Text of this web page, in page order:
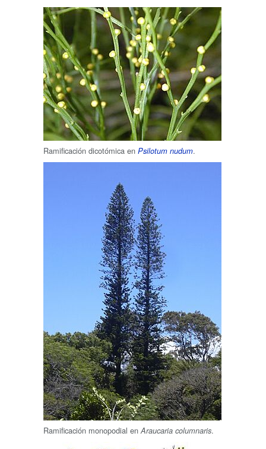
Ramificación dicotómica en Psilotum nudum.
Ramificación monopodial en Araucaria columnaris.